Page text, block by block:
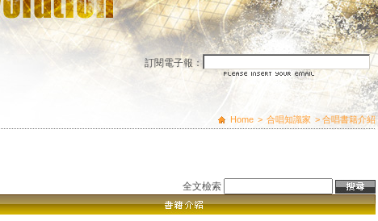
訂閱電子報：
Home > 合唱知識家 > 合唱書籍介紹
全文檢索